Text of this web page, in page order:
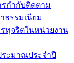
รกำกับติดตาม
ธรรมเนียม
ทุจริตในหน่วยงาน
ระมาณประจำปี